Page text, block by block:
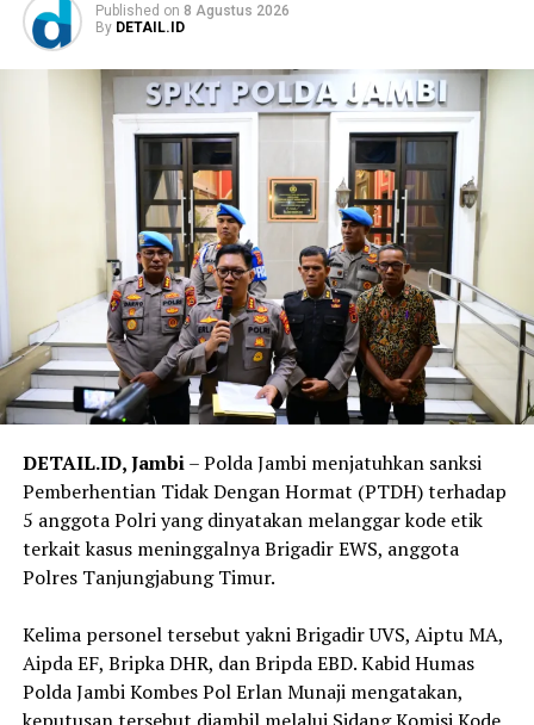
Published on 8 Agustus 2026
By DETAIL.ID
DETAIL.ID, Jambi– Polda Jambi menjatuhkan sanksi
Pemberhentian Tidak Dengan Hormat (PTDH) terhadap
5 anggota Polri yang dinyatakan melanggar kode etik
terkait kasus meninggalnya Brigadir EWS, anggota
Polres Tanjungjabung Timur.
‎Kelima personel tersebut yakni Brigadir UVS, Aiptu MA,
Aipda EF, Bripka DHR, dan Bripda EBD. Kabid Humas
Polda Jambi Kombes Pol Erlan Munaji mengatakan,